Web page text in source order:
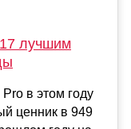
лучшим
в этом году
ценник в 949